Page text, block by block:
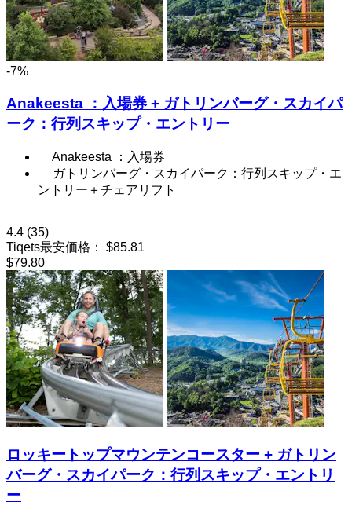
-7%
Anakeesta ：入場券 + ガトリンバーグ・スカイパ
ーク：行列スキップ・エントリー
Anakeesta ：入場券
ガトリンバーグ・スカイパーク：行列スキップ・エ
ントリー＋チェアリフト
4.4 (35)
Tiqets最安価格：
$85.81
$79.80
ロッキートップマウンテンコースター + ガトリン
バーグ・スカイパーク：行列スキップ・エントリ
ー